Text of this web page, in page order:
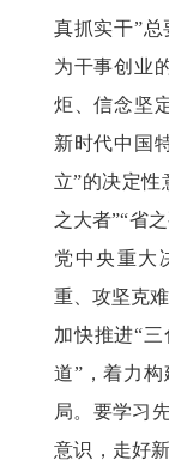
真抓实干”
为干事创业
炬、信念坚
新时代中国
立”的决定性
之大者”“省
党中央重大
重、攻坚克
加快推进“
道”，着力
局。要学习
意识，走好